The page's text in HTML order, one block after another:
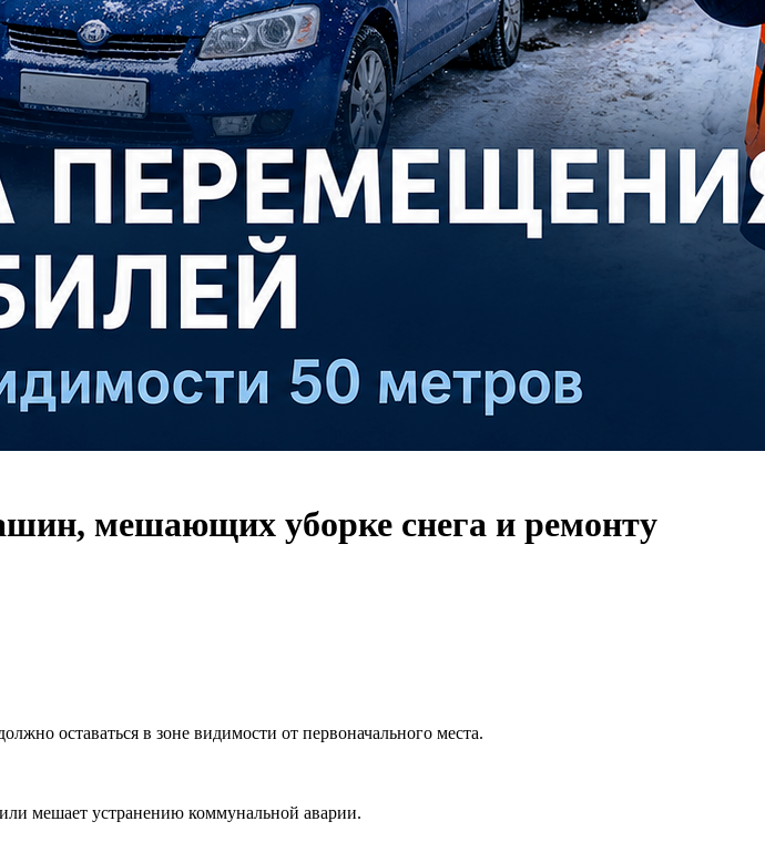
мешающих уборке снега и ремонту
оставаться в зоне видимости от первоначального места.
мешает устранению коммунальной аварии.